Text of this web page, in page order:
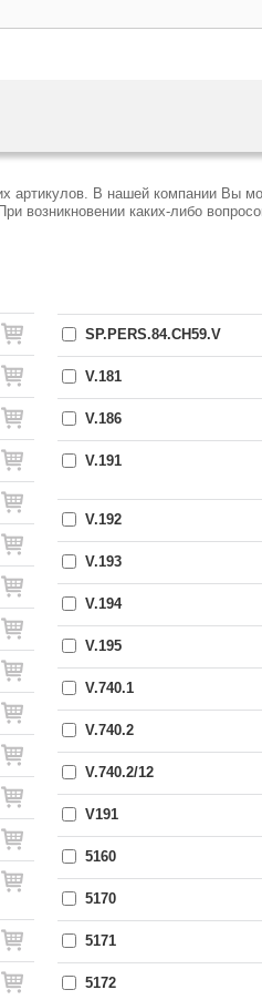
В нашей компании Вы
возникновении каких-либо
SP.PERS.84.CH59.V
V.181
V.186
V.191
V.192
V.193
V.194
V.195
V.740.1
V.740.2
V.740.2/12
V191
5160
5170
5171
5172